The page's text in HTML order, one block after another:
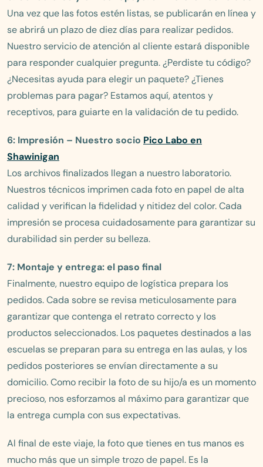
Una vez que las fotos estén listas, se publicarán en línea y
se abrirá un plazo de diez días para realizar pedidos.
Nuestro servicio de atención al cliente estará disponible
para responder cualquier pregunta. ¿Perdiste tu código?
¿Necesitas ayuda para elegir un paquete? ¿Tienes
problemas para pagar? Estamos aquí, atentos y
receptivos, para guiarte en la validación de tu pedido.
6: Impresión – Nuestro socio Pico Labo en
Shawinigan
Los archivos finalizados llegan a nuestro laboratorio.
Nuestros técnicos imprimen cada foto en papel de alta
calidad y verifican la fidelidad y nitidez del color. Cada
impresión se procesa cuidadosamente para garantizar su
durabilidad sin perder su belleza.
7: Montaje y entrega: el paso final
Finalmente, nuestro equipo de logística prepara los
pedidos. Cada sobre se revisa meticulosamente para
garantizar que contenga el retrato correcto y los
productos seleccionados. Los paquetes destinados a las
escuelas se preparan para su entrega en las aulas, y los
pedidos posteriores se envían directamente a su
domicilio. Como recibir la foto de su hijo/a es un momento
precioso, nos esforzamos al máximo para garantizar que
la entrega cumpla con sus expectativas.
Al final de este viaje, la foto que tienes en tus manos es
mucho más que un simple trozo de papel. Es la